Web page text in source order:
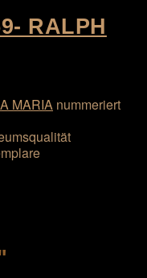
MARIA nummeriert